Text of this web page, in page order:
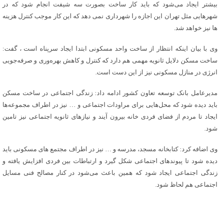
بیشتر ایجاد می‌شود که باید کار ساخت بصورت سه شیفت انجام شود که در
شهرهایی مثل تهران این اجازه را شهرداری نمی دهد که این کار موجب کنترل هزینه
ها نیز خواهد شد.
وی با بیان اینکه انتظار از ساخت واحد مسکونی ابتدا ایجاد سرپناه است ، گفت:
ساخت مسکن دلایل ثانویه مهمی هم دارد که کنترل و کاهش بهره‌وری و صرفه‌جویی
انرژی در منازل مسکونی نیز از این دست است.
مدیرعامل بانک توسعه تعاون کشور ادامه داد: زندگی اجتماعی در ساخت مسکن
باید دیده شود که محل‌هایی برای مراودات اجتماعی و … نیز در اطراف مجموعه‌ها
ایجاد تا مردم از فضای فردی خانه بیرون آیند و نیازهای ثانویه اجتماعی نیز تامین
شود.
وی اضافه کرد: کتابخانه مسجد، مدرسه و … نیز در اطراف مجتمع های مسکونی باید
دیده شود تا پیوندهای اجتماعی شکل گیرد و ارتباطات بین فردی افزایش یافته و
زندگی اجتماعی ایجاد شود که همین باعث می‌شود در کنار مصالح فنی مسایل
اجتماعی هم لحاظ شود.